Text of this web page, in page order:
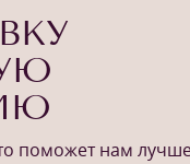
поможет нам